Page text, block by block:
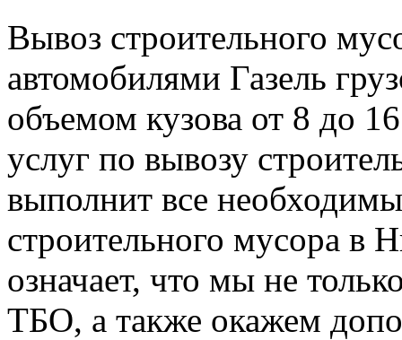
Вывоз строительного
автомобилями Газель
объемом кузова от 8 до
услуг по вывозу
выполнит все
строительного мусора в
означает, что мы не
ТБО, а также окажем